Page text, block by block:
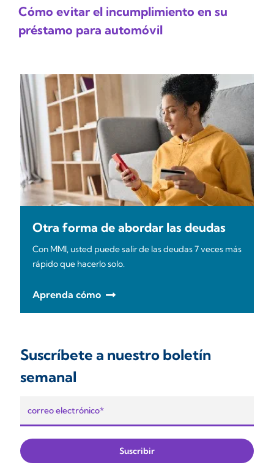
Cómo evitar el incumplimiento en su
préstamo para automóvil
Otra forma de abordar las deudas
Con MMI, usted puede salir de las deudas 7 veces más
rápido que hacerlo solo.
Aprenda cómo
Suscríbete a nuestro boletín
semanal